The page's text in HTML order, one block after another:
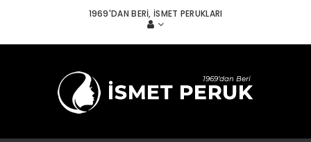
1969'DAN BERI, İSMET PERUKLARI